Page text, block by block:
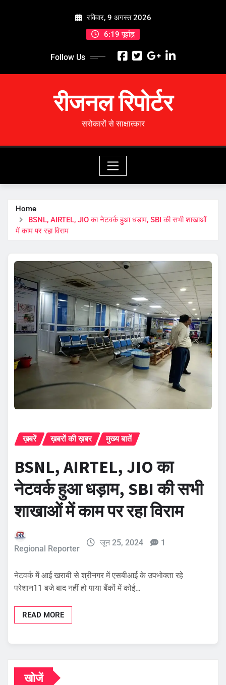
रविवार, 9 अगस्त 2026
6:19 पूर्वाह्न
Follow Us
रीजनल रिपोर्टर
सरोकारों से साक्षात्कार
Home
BSNL, AIRTEL, JIO का नेटवर्क हुआ धड़ाम, SBI की सभी शाखाओं
में काम पर रहा विराम
ख़बरें ख़बरों की ख़बर मुख्य बातें
BSNL, AIRTEL, JIO का
नेटवर्क हुआ धड़ाम, SBI की सभी
शाखाओं में काम पर रहा विराम
Regional Reporter
जून 25, 2024 1
नेटवर्क में आई खराबी से श्रीनगर में एसबीआई के उपभोक्ता रहे
परेशान11 बजे बाद नहीं हो पाया बैंकों में कोई…
READ MORE
खोजें